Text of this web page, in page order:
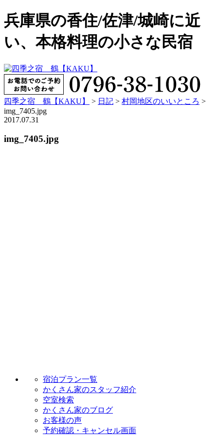
兵庫県の香住/佐津/城崎に近
い、本格料理の小さな民宿
四季之宿 鶴【KAKU】 > 日記 > 村岡地区のいいところ >
img_7405.jpg
2017.07.31
img_7405.jpg
宿泊プラン一覧
かくさん家のスタッフ紹介
空室検索
かくさん家のブログ
お客様の声
予約確認・キャンセル画面